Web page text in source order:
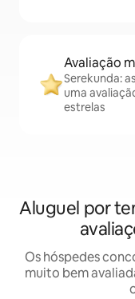
Avaliação
Serekunda:
uma
estrelas
Aluguel por
Os hóspedes
muito bem